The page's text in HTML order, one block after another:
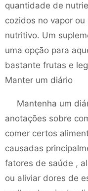
quantidade de
cozidos no vapor
nutritivo. Um
uma opção para
bastante frutas e
Manter um diário
Mantenha um
anotações sobre
comer certos
causadas
fatores de saúde ,
ou aliviar dores de